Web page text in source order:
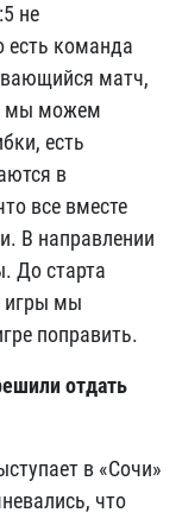
не
есть команда
матч,
мы можем
есть
в
все вместе
В направлении
До старта
игры мы
поправить.
отдать
в «Сочи»
что